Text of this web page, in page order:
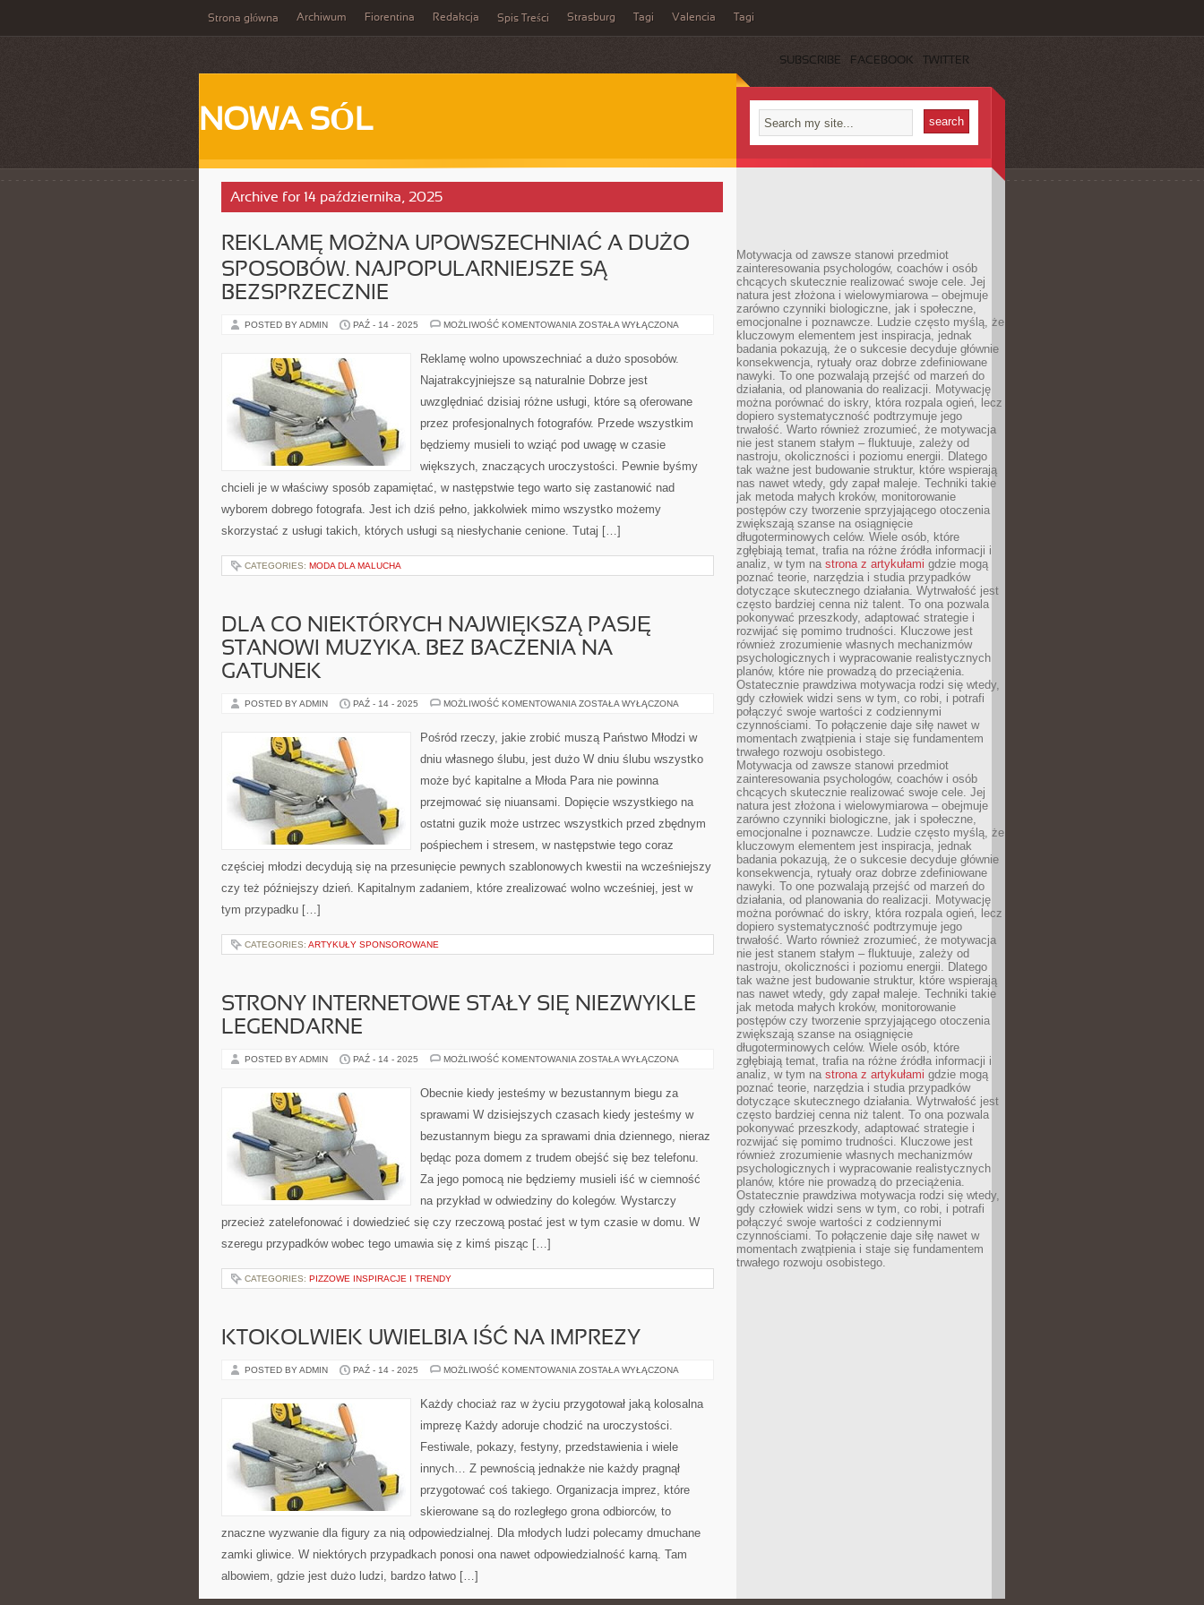
Strona główna Archiwum Fiorentina Redakcja Spis Treści Strasburg Tagi Valencia Tagi
SUBSCRIBE FACEBOOK TWITTER
NOWA SÓL
Archive for 14 października, 2025
REKLAMĘ MOŻNA UPOWSZECHNIAĆ A DUŻO
SPOSOBÓW. NAJPOPULARNIEJSZE SĄ
BEZSPRZECZNIE
POSTED BY ADMIN PAŹ - 14 - 2025 MOŻLIWOŚĆ KOMENTOWANIA REKLAMĘ
A
DUŻO
NAJPOPULARNIEJSZE
BEZSPRZECZNIE
ZOSTAŁA WYŁĄCZONA
Reklamę wolno upowszechniać a dużo sposobów.
Najatrakcyjniejsze są naturalnie Dobrze jest
uwzględniać dzisiaj różne usługi, które są oferowane
przez profesjonalnych fotografów. Przede wszystkim
będziemy musieli to wziąć pod uwagę w czasie
większych, znaczących uroczystości. Pewnie byśmy
chcieli je w właściwy sposób zapamiętać, w następstwie tego warto się zastanowić nad
wyborem dobrego fotografa. Jest ich dziś pełno, jakkolwiek mimo wszystko możemy
skorzystać z usługi takich, których usługi są niesłychanie cenione. Tutaj […]
CATEGORIES: MODA DLA MALUCHA
DLA CO NIEKTÓRYCH NAJWIĘKSZĄ PASJĘ
STANOWI MUZYKA. BEZ BACZENIA NA
GATUNEK
POSTED BY ADMIN PAŹ - 14 - 2025 MOŻLIWOŚĆ KOMENTOWANIA DLA
NAJWIĘKSZĄ
PASJĘ
MUZYKA.
BACZENIA
GATUNEK
ZOSTAŁA WYŁĄCZONA
Pośród rzeczy, jakie zrobić muszą Państwo Młodzi w
dniu własnego ślubu, jest dużo W dniu ślubu wszystko
może być kapitalne a Młoda Para nie powinna
przejmować się niuansami. Dopięcie wszystkiego na
ostatni guzik może ustrzec wszystkich przed zbędnym
pośpiechem i stresem, w następstwie tego coraz
częściej młodzi decydują się na przesunięcie pewnych szablonowych kwestii na wcześniejszy
czy też późniejszy dzień. Kapitalnym zadaniem, które zrealizować wolno wcześniej, jest w
tym przypadku […]
CATEGORIES: ARTYKUŁY SPONSOROWANE
STRONY INTERNETOWE STAŁY SIĘ NIEZWYKLE
LEGENDARNE
POSTED BY ADMIN PAŹ - 14 - 2025 MOŻLIWOŚĆ KOMENTOWANIA STRONY
NIEZWYKLE
ZOSTAŁA WYŁĄCZONA
Obecnie kiedy jesteśmy w bezustannym biegu za
sprawami W dzisiejszych czasach kiedy jesteśmy w
bezustannym biegu za sprawami dnia dziennego, nieraz
będąc poza domem z trudem obejść się bez telefonu.
Za jego pomocą nie będziemy musieli iść w ciemność
na przykład w odwiedziny do kolegów. Wystarczy
przecież zatelefonować i dowiedzieć się czy rzeczową postać jest w tym czasie w domu. W
szeregu przypadków wobec tego umawia się z kimś pisząc […]
CATEGORIES: PIZZOWE INSPIRACJE I TRENDY
KTOKOLWIEK UWIELBIA IŚĆ NA IMPREZY
POSTED BY ADMIN PAŹ - 14 - 2025 MOŻLIWOŚĆ KOMENTOWANIA KTOKOLWIEK
IMPREZY
ZOSTAŁA WYŁĄCZONA
Każdy chociaż raz w życiu przygotował jaką kolosalna
imprezę Każdy adoruje chodzić na uroczystości.
Festiwale, pokazy, festyny, przedstawienia i wiele
innych… Z pewnością jednakże nie każdy pragnął
przygotować coś takiego. Organizacja imprez, które
skierowane są do rozległego grona odbiorców, to
znaczne wyzwanie dla figury za nią odpowiedzialnej. Dla młodych ludzi polecamy dmuchane
zamki gliwice. W niektórych przypadkach ponosi ona nawet odpowiedzialność karną. Tam
albowiem, gdzie jest dużo ludzi, bardzo łatwo […]
Motywacja od zawsze stanowi przedmiot
zainteresowania psychologów, coachów i osób
chcących skutecznie realizować swoje cele. Jej
natura jest złożona i wielowymiarowa – obejmuje
zarówno czynniki biologiczne, jak i społeczne,
emocjonalne i poznawcze. Ludzie często myślą, że
kluczowym elementem jest inspiracja, jednak
badania pokazują, że o sukcesie decyduje głównie
konsekwencja, rytuały oraz dobrze zdefiniowane
nawyki. To one pozwalają przejść od marzeń do
działania, od planowania do realizacji. Motywację
można porównać do iskry, która rozpala ogień, lecz
dopiero systematyczność podtrzymuje jego
trwałość. Warto również zrozumieć, że motywacja
nie jest stanem stałym – fluktuuje, zależy od
nastroju, okoliczności i poziomu energii. Dlatego
tak ważne jest budowanie struktur, które wspierają
nas nawet wtedy, gdy zapał maleje. Techniki takie
jak metoda małych kroków, monitorowanie
postępów czy tworzenie sprzyjającego otoczenia
zwiększają szanse na osiągnięcie
długoterminowych celów. Wiele osób, które
zgłębiają temat, trafia na różne źródła informacji i
analiz, w tym na strona z artykułami gdzie mogą
poznać teorie, narzędzia i studia przypadków
dotyczące skutecznego działania. Wytrwałość jest
często bardziej cenna niż talent. To ona pozwala
pokonywać przeszkody, adaptować strategie i
rozwijać się pomimo trudności. Kluczowe jest
również zrozumienie własnych mechanizmów
psychologicznych i wypracowanie realistycznych
planów, które nie prowadzą do przeciążenia.
Ostatecznie prawdziwa motywacja rodzi się wtedy,
gdy człowiek widzi sens w tym, co robi, i potrafi
połączyć swoje wartości z codziennymi
czynnościami. To połączenie daje siłę nawet w
momentach zwątpienia i staje się fundamentem
trwałego rozwoju osobistego.
Motywacja od zawsze stanowi przedmiot
zainteresowania psychologów, coachów i osób
chcących skutecznie realizować swoje cele. Jej
natura jest złożona i wielowymiarowa – obejmuje
zarówno czynniki biologiczne, jak i społeczne,
emocjonalne i poznawcze. Ludzie często myślą, że
kluczowym elementem jest inspiracja, jednak
badania pokazują, że o sukcesie decyduje głównie
konsekwencja, rytuały oraz dobrze zdefiniowane
nawyki. To one pozwalają przejść od marzeń do
działania, od planowania do realizacji. Motywację
można porównać do iskry, która rozpala ogień, lecz
dopiero systematyczność podtrzymuje jego
trwałość. Warto również zrozumieć, że motywacja
nie jest stanem stałym – fluktuuje, zależy od
nastroju, okoliczności i poziomu energii. Dlatego
tak ważne jest budowanie struktur, które wspierają
nas nawet wtedy, gdy zapał maleje. Techniki takie
jak metoda małych kroków, monitorowanie
postępów czy tworzenie sprzyjającego otoczenia
zwiększają szanse na osiągnięcie
długoterminowych celów. Wiele osób, które
zgłębiają temat, trafia na różne źródła informacji i
analiz, w tym na strona z artykułami gdzie mogą
poznać teorie, narzędzia i studia przypadków
dotyczące skutecznego działania. Wytrwałość jest
często bardziej cenna niż talent. To ona pozwala
pokonywać przeszkody, adaptować strategie i
rozwijać się pomimo trudności. Kluczowe jest
również zrozumienie własnych mechanizmów
psychologicznych i wypracowanie realistycznych
planów, które nie prowadzą do przeciążenia.
Ostatecznie prawdziwa motywacja rodzi się wtedy,
gdy człowiek widzi sens w tym, co robi, i potrafi
połączyć swoje wartości z codziennymi
czynnościami. To połączenie daje siłę nawet w
momentach zwątpienia i staje się fundamentem
trwałego rozwoju osobistego.